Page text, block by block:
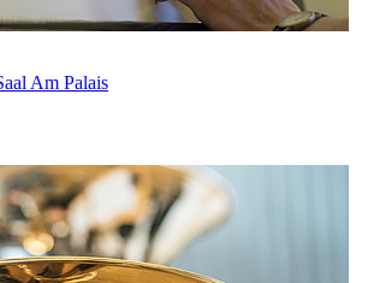
Am Palais